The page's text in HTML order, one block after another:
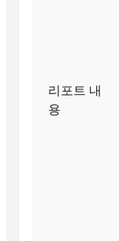
리포트 내
용